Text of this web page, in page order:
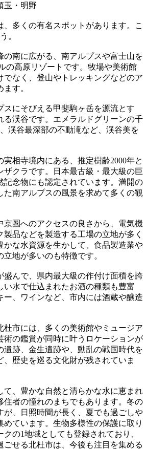
玉・明野
、多くの有名スポットがあります。こ
。
の南に広がる、南アルプスや富士山を
の高原リゾートです。牧場や美術館
でなく、登山やトレッキングなどのア
す。
スにそびえる甲斐駒ヶ岳を源流とす
る渓谷です。エメラルドグリーンの千
渓谷最深部の不動滝など、渓谷美を
相寺境内にある、推定樹齢2000年と
ザクラです。日本最古級・最大級の巨
記念物にも認定されています。満開の
た南アルプスの風景を求めて多くの観
京圏へのアクセスの良さから、電気機
品などを製造する工場の立地が多く
かな水資源を生かして、食品製造業や
地が多いのも特徴です。
盛んで、県内最大級の作付け面積を誇
い水で仕込まれたお酒の種類も豊富
ー、ワインなど、市内には酒蔵や醸造
杜市には、多くの美術館やミュージア
術の鑑賞が同時に叶うロケーションが
遺跡、金生遺跡や、動乱の戦国時代を
、歴史を巡る文化財が残されていま
て、豊かな自然と清らかな水に恵まれ
住者の憧れのまちでもあります。冬の
が、日照時間が長く、夏でも過ごしや
めています。生物多様性の保護に取り
の1地域としても登録されており、
ごせる北杜市は、今後も注目を集める